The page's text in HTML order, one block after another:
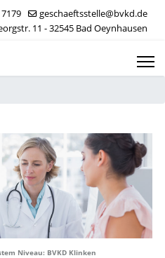
geschaeftsstelle@bvkd.de
11 - 32545 Bad Oeynhausen
Niveau: BVKD Klinken